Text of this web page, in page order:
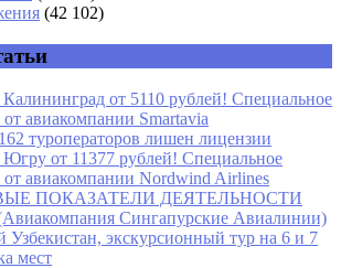
(42 102)
от 5110 рублей! Специальное
авиакомпании Smartavia
туроператоров лишен лицензии
от 11377 рублей! Специальное
авиакомпании Nordwind Airlines
ПОКАЗАТЕЛИ ДЕЯТЕЛЬНОСТИ
Сингапурские Авиалинии)
Узбекистан, экскурсионный тур на 6 и 7
мест